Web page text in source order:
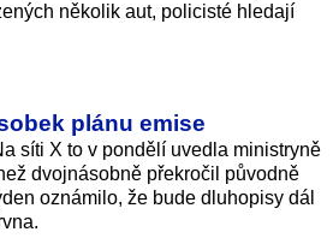
několik aut, policisté hledají
plánu emise
síti X to v pondělí uvedla ministryně
dvojnásobně překročil původně
oznámilo, že bude dluhopisy dál